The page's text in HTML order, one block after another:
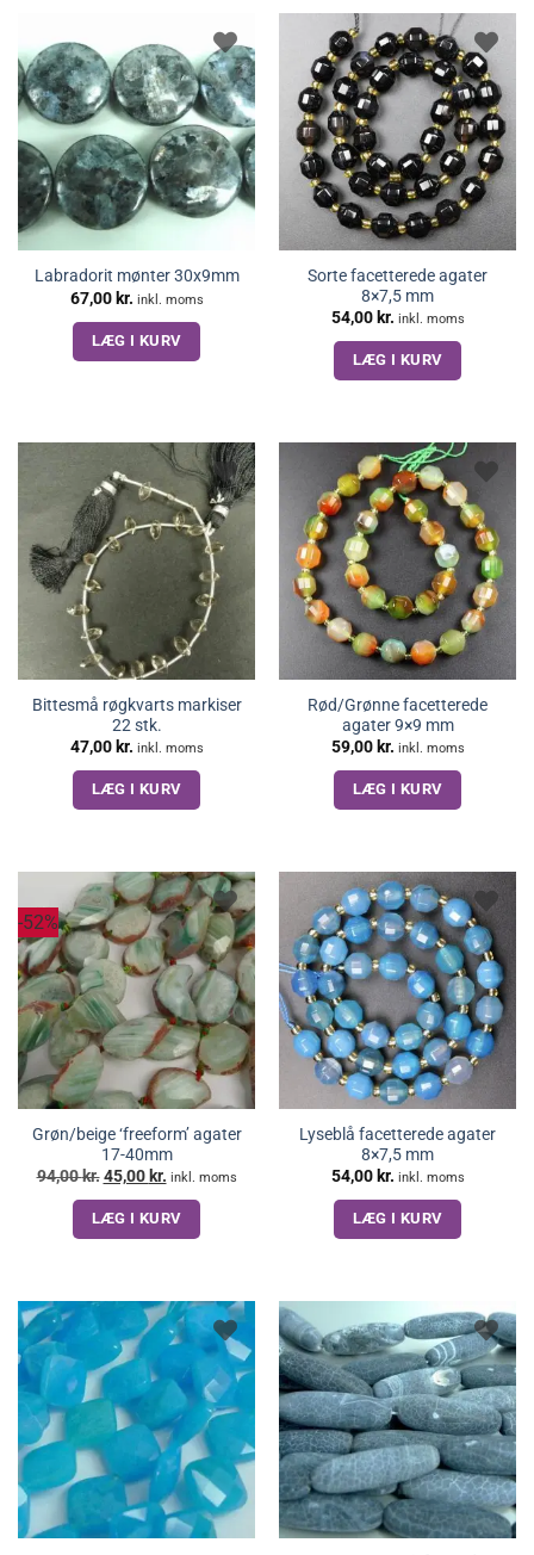
Labradorit mønter 30x9mm
67,00kr. inkl. moms
LÆG I KURV
Sorte facetterede agater
8×7,5 mm
54,00 kr. inkl. moms
LÆG I KURV
Bittesmå røgkvarts markiser
22 stk.
47,00 kr. inkl. moms
LÆG I KURV
Rød/Grønne facetterede
agater 9×9 mm
59,00 kr. inkl. moms
LÆG I KURV
-52%
Grøn/beige ‘freeform’ agater
17-40mm
94,00kr. Den
oprindelige
pris
var:
94,00 kr..
45,00 kr. Den
aktuelle
pris
er:
45,00 kr..
inkl. moms
LÆG I KURV
Lyseblå facetterede agater
8×7,5 mm
54,00 kr. inkl. moms
LÆG I KURV